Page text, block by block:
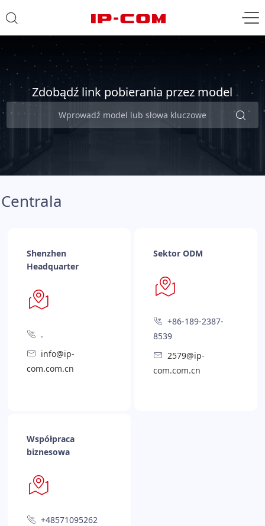
Zdobądź link pobierania przez model
Centrala
Shenzhen
Headquarter
.
info@ip-
com.com.cn
Sektor ODM
+86-189-2387-
8539
2579@ip-
com.com.cn
Współpraca
biznesowa
+48571095262